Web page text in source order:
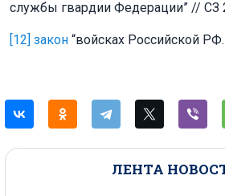
ЛЕНТА
службы гвардии Федерации” // СЗ
[12] закон “войсках Российской